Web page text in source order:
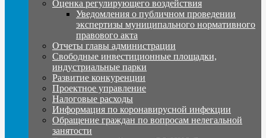
Оценка регулирующего воздействия
Уведомления о публичном проведении
экспертизы муниципального нормативного
правового акта
Отчеты главы администрации
Свободные инвестиционные площадки,
индустриальные парки
Развитие конкуренции
Проектное управление
Налоговые расходы
Информация по коронавирусной инфекции
Обращение граждан по вопросам нелегальной
занятости